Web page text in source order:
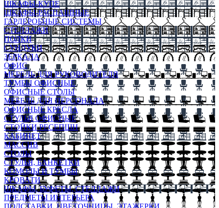
ШКАФЫ-КУПЕ
ШКАФЫ-РАСПАШНЫЕ
ГАРДЕРОБНЫЕ СИСТЕМЫ
СТЕЛЛАЖИ
ПОЛКИ
СУНДУКИ
ЗЕРКАЛА
ОФИС
МЕБЕЛЬ ДЛЯ РУКОВОДИТЕЛЯ
ТУМБЫ ОФИСНЫЕ
ОФИСНЫЕ СТОЛЫ
МЕБЕЛЬ ДЛЯ ПЕРСОНАЛА
ОФИСНЫЕ КРЕСЛА
СТУЛЬЯ ОФИСНЫЕ
СТОЙКИ РЕСЕПШН
КАБИНЕТ
МАССИВ
СТОЛЫ
СТУЛЬЯ, БАНКЕТКИ
КОМОДЫ И ТУМБЫ
КРОВАТИ
ШКАФЫ, БУФЕТЫ, СТЕЛЛАЖИ
ПРЕДМЕТЫ ИНТЕРЬЕРА